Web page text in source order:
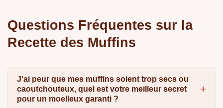
Questions Fréquentes sur la
Recette des Muffins
J'ai peur que mes muffins soient trop secs ou
caoutchouteux, quel est votre meilleur secret
pour un moelleux garanti ?